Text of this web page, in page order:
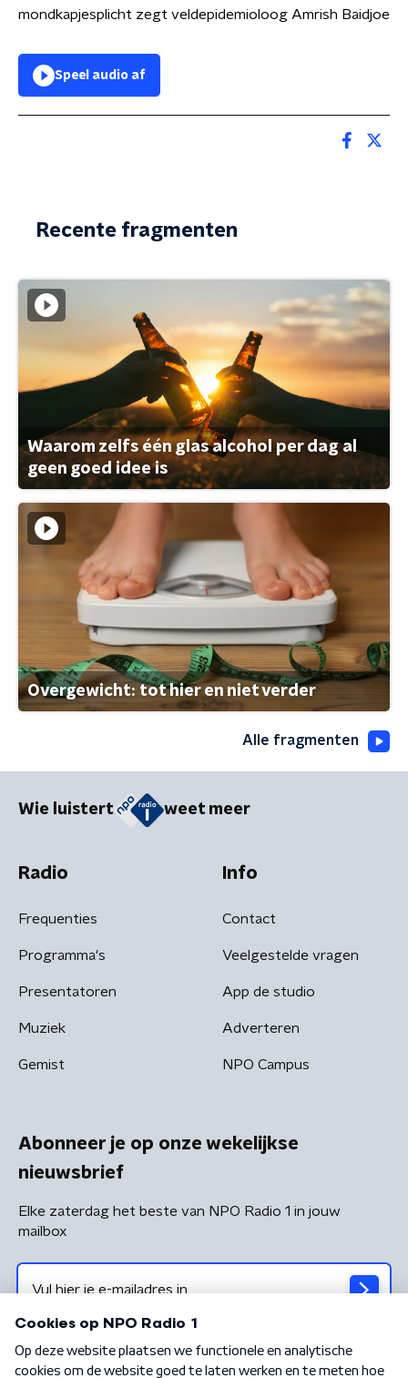
mondkapjesplicht zegt veldepidemioloog Amrish Baidjoe
Speel audio af
Recente fragmenten
Waarom zelfs één glas alcohol per dag al
geen goed idee is
Overgewicht: tot hier en niet verder
Alle fragmenten
Wie luistert weet meer
Radio
Frequenties
Programma's
Presentatoren
Muziek
Gemist
Info
Contact
Veelgestelde vragen
App de studio
Adverteren
NPO Campus
Abonneer je op onze wekelijkse
nieuwsbrief
Elke zaterdag het beste van NPO Radio 1 in jouw
mailbox